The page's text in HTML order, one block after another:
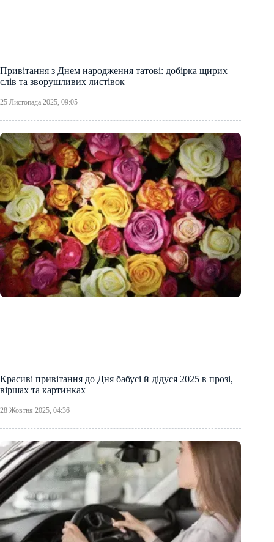
Привітання з Днем народження татові: добірка щирих
слів та зворушливих листівок
25 Листопада 2025, 09:05
Красиві привітання до Дня бабусі й дідуся 2025 в прозі,
віршах та картинках
28 Жовтня 2025, 04:36